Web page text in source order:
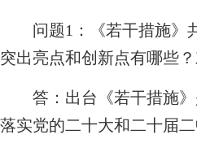
问题1：《若干措施》
突出亮点和创新点有哪些
答：出台《若干措施》
落实党的二十大和二十届